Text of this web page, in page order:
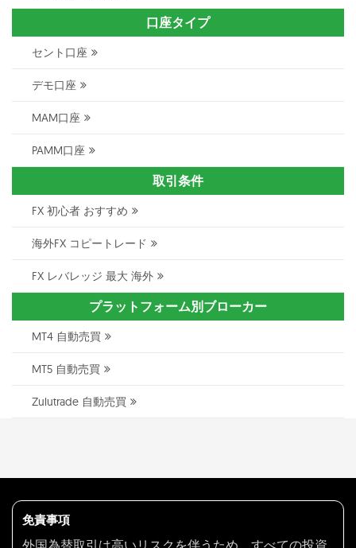
口座タイプ
セント口座
デモ口座
MAM口座
PAMM口座
取引条件
FX 初心者 おすすめ
海外FX コピートレード
FX レバレッジ 最大 海外
プラットフォーム別ブローカー
MT4 自動売買
MT5 自動売買
Zulutrade 自動売買
免責事項
外国為替取引は高いリスクを伴うため、すべての投資